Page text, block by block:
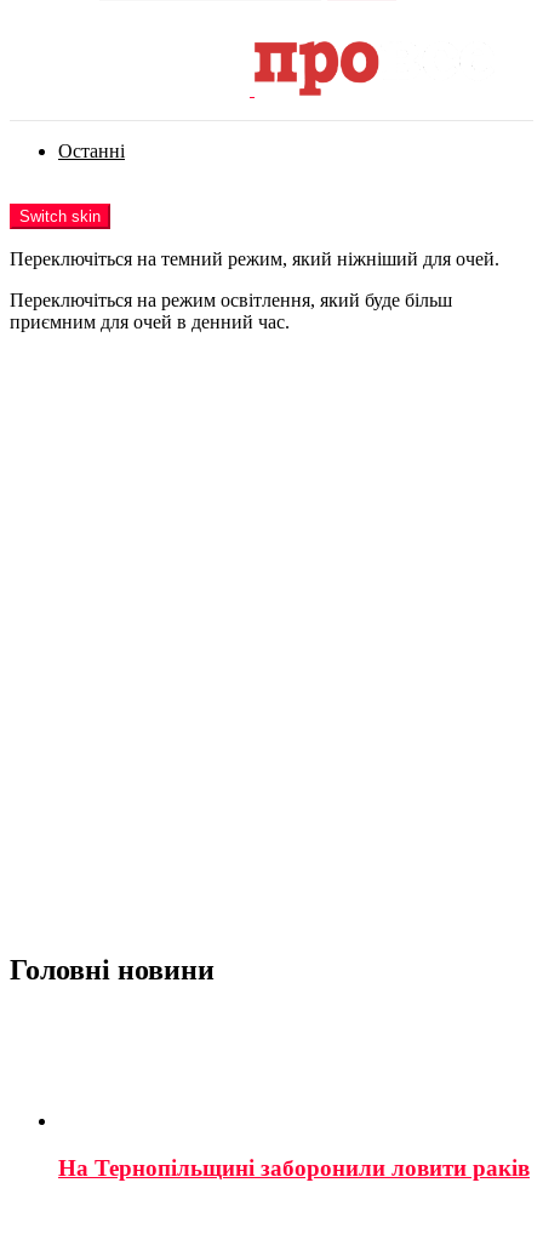
Останні
Switch skin
Переключіться на темний режим, який ніжніший для очей.
Переключіться на режим освітлення, який буде більш
приємним для очей в денний час.
Головні новини
На Тернопільщині заборонили ловити раків